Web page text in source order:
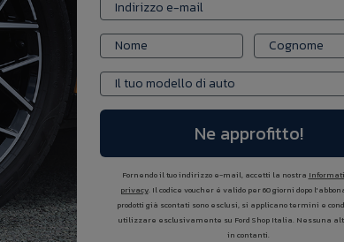
Ne approfitto!
Fornendo il tuo indirizzo e-mail, accetti la nostra
privacy. Il codice voucher é valido per 60 giorni dopo
prodotti già scontati sono esclusi, si applicano termini e
utilizzare esclusivamente su Ford Shop Italia. Nessuna
in contanti.